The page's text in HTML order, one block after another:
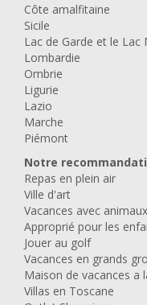
Côte amalfitaine
Sicile
Lac de Garde et le Lac
Lombardie
Ombrie
Ligurie
Lazio
Marche
Piémont
Notre
Repas en plein air
Ville d'art
Vacances avec
Approprié pour les
Jouer au golf
Vacances en grands
Maison de vacances a
Villas en Toscane